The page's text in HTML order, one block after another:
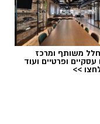
משותף ומרכז
עסקיים ופרטיים ועוד
>>